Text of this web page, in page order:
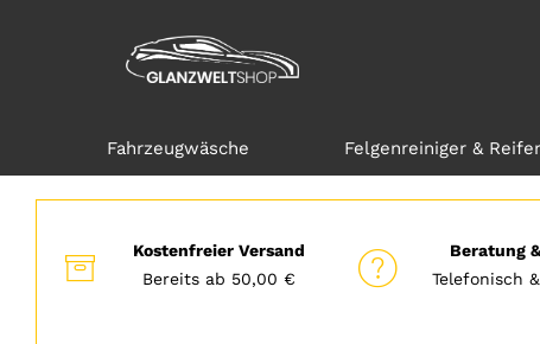
zum
Fahrzeugwäsche Felgenreiniger &
Kostenfreier Versand
Bereits ab 50,00 €
Beratung
Telefonisch